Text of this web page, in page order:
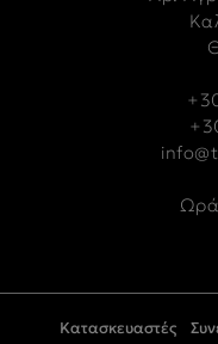
Κατασκευαστές